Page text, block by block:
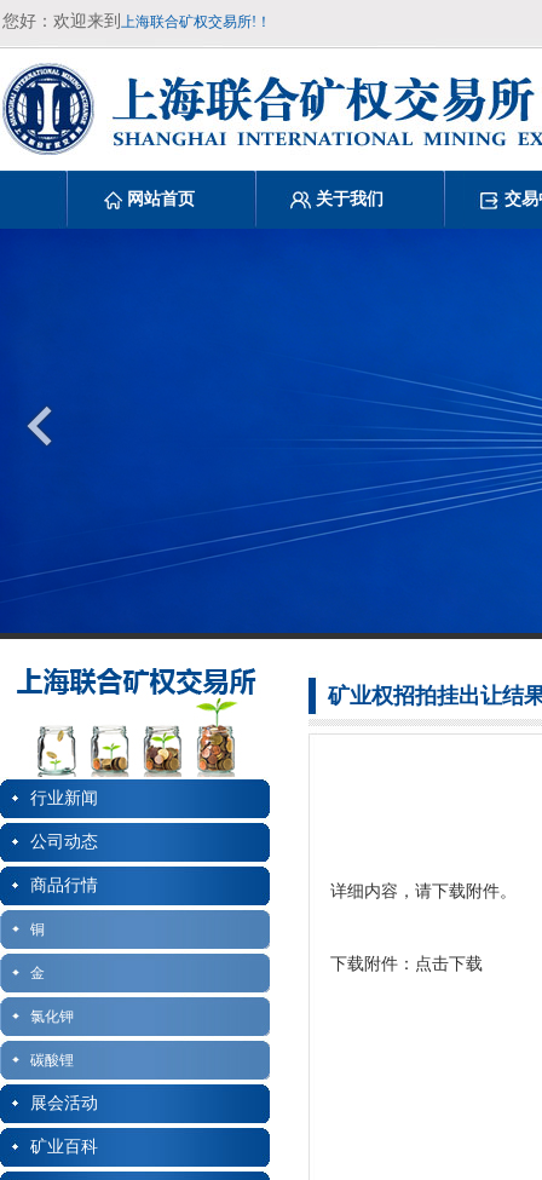
您好：欢迎来到 上海联合矿权交易所!！
网站首页 关于我们 交易
行业新闻
公司动态
商品行情
铜
金
氯化钾
碳酸锂
展会活动
矿业百科
矿业权招拍挂出让结
详细内容，请下载附件。
下载附件： 点击下载